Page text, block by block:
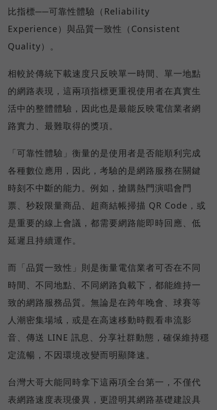
比指標──可靠性體驗（Reliability
Experience）與品質一致性（Consistent
Quality）。
相較於傳統下載速度只反映單一時間、單一地點
的網路表現，這兩項指標更重視使用者在真實生
活中的整體體驗，因此也是最能反映電信業者網
路實力、最難取得的獎項。
「可靠性體驗」衡量的是使用者是否能順利完成
各種數位應用，因此，考驗的是網路服務在關鍵
時刻不中斷的能力。例如，搶購熱門演唱會門
票、秒殺限量商品、超商結帳掃描 QR Code，或
是重要的線上會議，都需要網路能即時回應、低
延遲且持續運作。
而「品質一致性」則是衡量電信業者可否在不同
時間、不同地點、不同網路負載下，都能維持一
致的網路服務品質。無論是在跨年晚會、球賽等
人潮密集場域，或是在高速移動時觀看串流影
音、傳送 LINE 訊息、分享社群動態，確保維持穩
定流暢，不因環境改變而明顯降速。
台灣大哥大能同時拿下這兩項全台第一，不僅代
表網路速度表現優異，更證明其網路基礎建設具